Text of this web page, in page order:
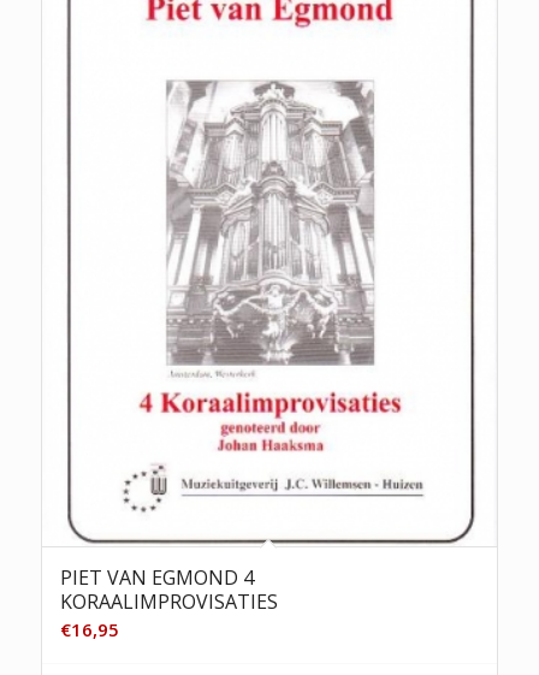
PIET VAN EGMOND 4
KORAALIMPROVISATIES
€16,95